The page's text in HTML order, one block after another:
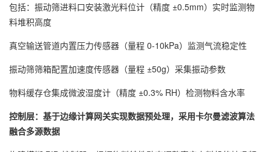
包括：振动筛进料口安装激光料位计（精度 ±0.5mm）实时监测物
料堆积高度
真空输送管道内置压力传感器（量程 0-10kPa）监测气流稳定性
振动筛筛箱配置加速度传感器（量程 ±50g）采集振动参数
物料缓存仓集成微波湿度计（精度 ±0.3% RH）检测物料含水率
控制层：基于边缘计算网关实现数据预处理，采用卡尔曼滤波算法
融合多源数据